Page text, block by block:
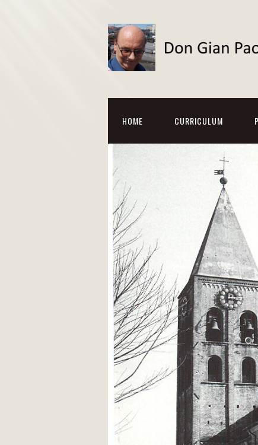
HOME CURRICULUM